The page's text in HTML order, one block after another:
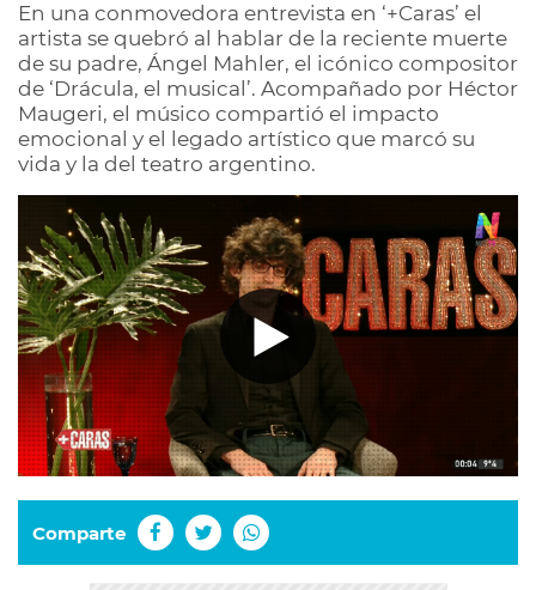
En una conmovedora entrevista en ‘+Caras’ el
artista se quebró al hablar de la reciente muerte
de su padre, Ángel Mahler, el icónico compositor
de ‘Drácula, el musical’. Acompañado por Héctor
Maugeri, el músico compartió el impacto
emocional y el legado artístico que marcó su
vida y la del teatro argentino.
Comparte